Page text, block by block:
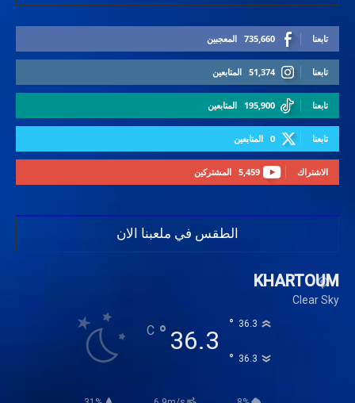
735,660 المعجبين تابعنا
51,374 المتابعين تابعنا
195,900 المتابعين تابعنا
0 المتابعين تابعنا
5,459 المشتركين الاشتراك
الطقس في ملعبنا الان
KHARTOUM
Clear Sky
36.3
°
C 36.3
°
36.3
°